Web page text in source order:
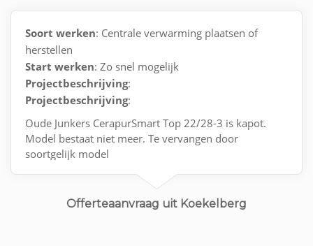
Soort werken: Centrale verwarming plaatsen of
herstellen
Start werken: Zo snel mogelijk
Projectbeschrijving:
Projectbeschrijving:
Oude Junkers CerapurSmart Top 22/28-3 is kapot.
Model bestaat niet meer. Te vervangen door
soortgelijk model
Alternatieven mogen natuurlijk ook!
Offerteaanvraag uit Koekelberg